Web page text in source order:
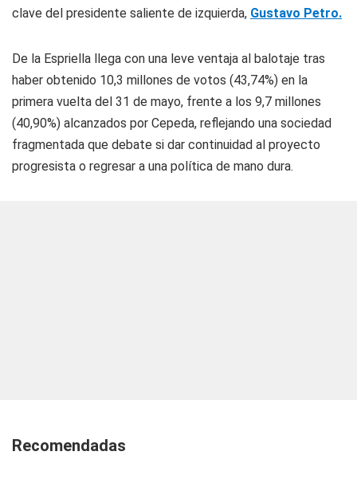
clave del presidente saliente de izquierda, Gustavo Petro.
De la Espriella llega con una leve ventaja al balotaje tras
haber obtenido 10,3 millones de votos (43,74%) en la
primera vuelta del 31 de mayo, frente a los 9,7 millones
(40,90%) alcanzados por Cepeda, reflejando una sociedad
fragmentada que debate si dar continuidad al proyecto
progresista o regresar a una política de mano dura.
Recomendadas